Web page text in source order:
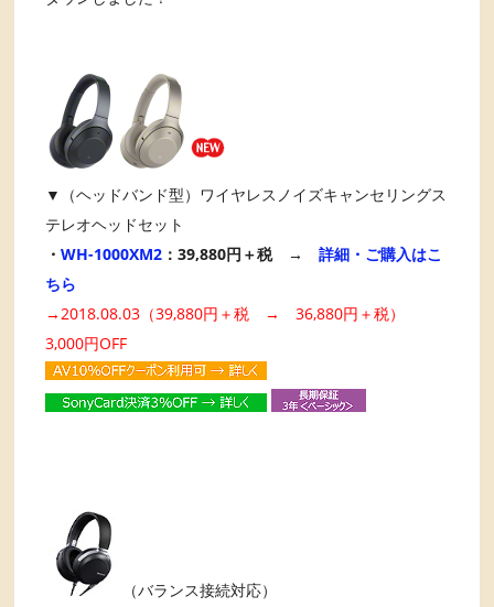
▼（ヘッドバンド型）ワイヤレスノイズキャンセリングス
テレオヘッドセット
・WH-1000XM2 ：39,880円＋税 →詳細・ご購入はこ
ちら
→2018.08.03（39,880円＋税 → 36,880円＋税）
3,000円OFF
（バランス接続対応）